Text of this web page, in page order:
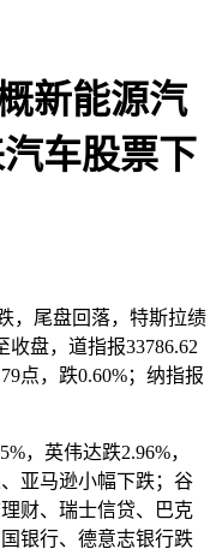
新能源汽
车股票下
，尾盘回落，特斯拉绩
盘，道指报33786.62
点，跌0.60%；纳指报
，英伟达跌2.96%，
亚马逊小幅下跌；谷
财、瑞士信贷、巴克
银行、德意志银行跌